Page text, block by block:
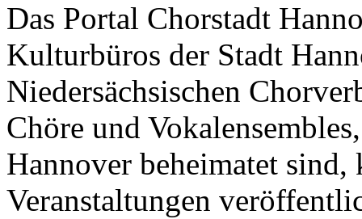
Das Portal Chorstadt
Kulturbüros der Stadt
Niedersächsischen
Chöre und
Hannover beheimatet sind,
Veranstaltungen